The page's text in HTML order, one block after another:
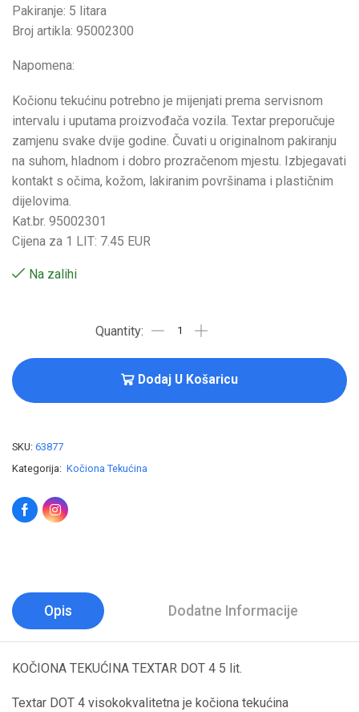
Pakiranje: 5 litara
Broj artikla: 95002300
Napomena:
Kočionu tekućinu potrebno je mijenjati prema servisnom
intervalu i uputama proizvođača vozila. Textar preporučuje
zamjenu svake dvije godine. Čuvati u originalnom pakiranju
na suhom, hladnom i dobro prozračenom mjestu. Izbjegavati
kontakt s očima, kožom, lakiranim površinama i plastičnim
dijelovima.
Kat.br. 95002301
Cijena za 1 LIT: 7.45 EUR
Na zalihi
Dodaj U Košaricu
SKU: 63877
Kategorija: Kočiona Tekućina
Opis Dodatne Informacije
KOČIONA TEKUĆINA TEXTAR DOT 4 5 lit.
Textar DOT 4 visokokvalitetna je kočiona tekućina